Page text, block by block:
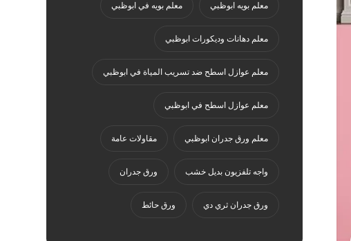
معلم بويه ابوظبي معلم بويه في ابوظبي
معلم دهانات وديكورات ابوظبي
معلم عوازل اسطح ضد تسريب المياة في ابوظبي
معلم عوازل اسطح في ابوظبي
معلم ورق جدران ابوظبي مقاولات عامة
واجه تلفزيون بديل خشب ورق جدران
ورق جدران ثري دي ورق حائط